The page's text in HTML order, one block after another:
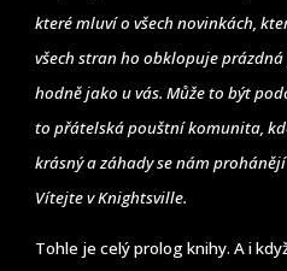
které mluví o všech novinkách,
všech stran ho obklopuje prázdná
hodně jako u vás. Může to být
to přátelská pouštní komunita,
krásný a záhady se nám
Vítejte v Knightsville.
Tohle je celý prolog knihy. A i